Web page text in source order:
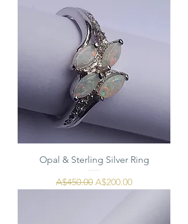
Opal & Sterling Silver Ring
通常価格
A$450.00 セール価格
A$200.00